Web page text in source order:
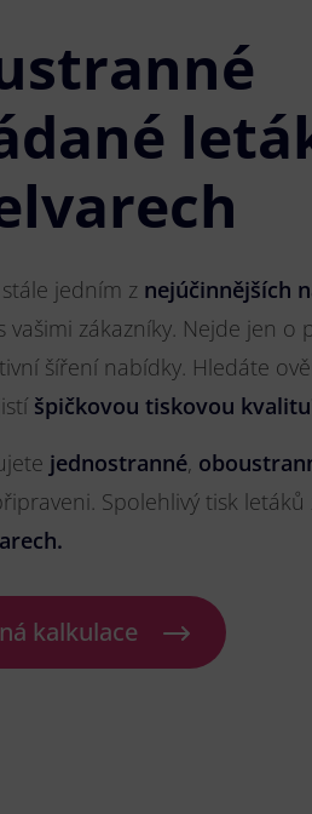
jedním z nejúčinnějších
vašimi zákazníky. Nejde jen o
šíření nabídky. Hledáte
špičkovou tiskovou kvalitu
jednostranné,
Spolehlivý tisk letáků
kalkulace